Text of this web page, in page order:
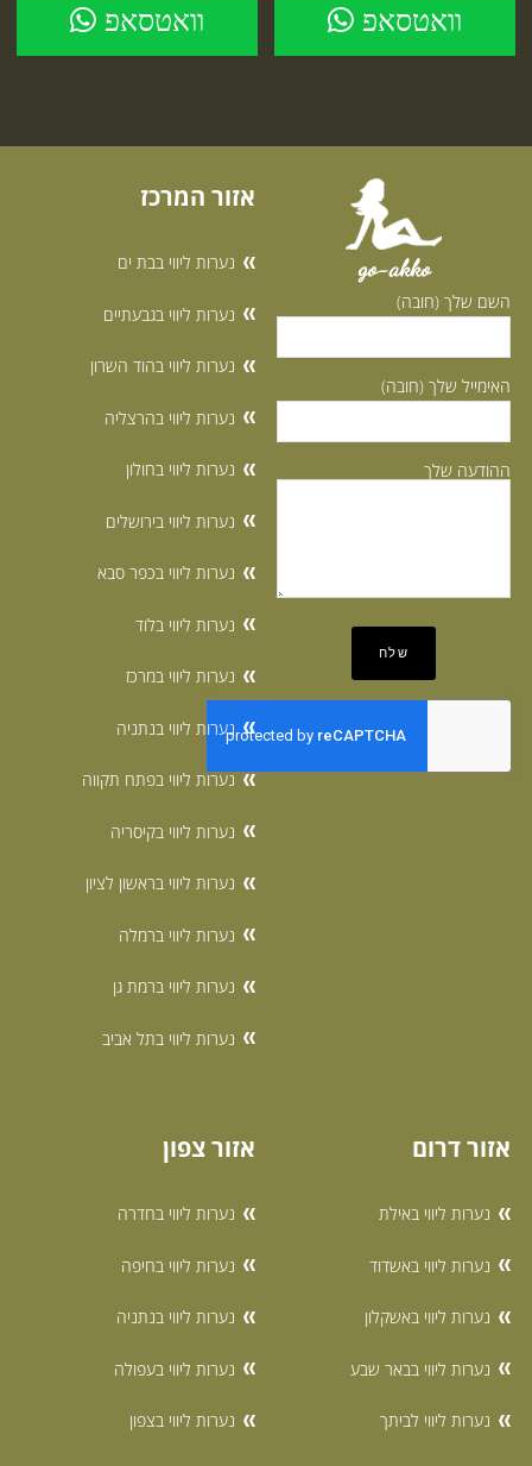
וואטסאפ וואטסאפ
go-akko
השם שלך (חובה)
האימייל שלך (חובה)
ההודעה שלך
אזור המרכז
נערות ליווי בבת ים
נערות ליווי בגבעתיים
נערות ליווי בהוד השרון
נערות ליווי בהרצליה
נערות ליווי בחולון
נערות ליווי בירושלים
נערות ליווי בכפר סבא
נערות ליווי בלוד
נערות ליווי במרכז
נערות ליווי בנתניה
נערות ליווי בפתח תקווה
נערות ליווי בקיסריה
נערות ליווי בראשון לציון
נערות ליווי ברמלה
נערות ליווי ברמת גן
נערות ליווי בתל אביב
אזור דרום
נערות ליווי באילת
נערות ליווי באשדוד
נערות ליווי באשקלון
נערות ליווי בבאר שבע
נערות ליווי לביתך
אזור צפון
נערות ליווי בחדרה
נערות ליווי בחיפה
נערות ליווי בנתניה
נערות ליווי בעפולה
נערות ליווי בצפון